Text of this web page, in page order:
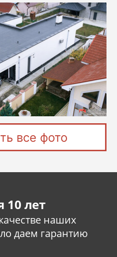
все фото
10 лет
наших
даем гарантию